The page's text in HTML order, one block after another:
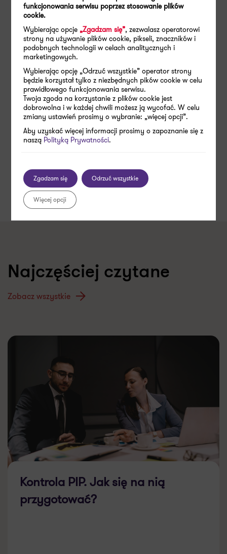
Cyberbezpieczeństwo
Outsourcing kadrowo-płacowy
Sprawozdawczość i tax compliance
Reorganizacje spółek
Outsourcing IT
Konsulting cyfrowy
Doradztwo finansowe
Dotacje dla firm
ESG
Wsparcie dla samorządów
Najczęściej czytane
Zobacz wszystkie
Kontrola PIP. Jak się na nią
przygotować?
funkcjonowania serwisu poprzez stosowanie plików
cookie.
Wybierając opcje„Zgadzam się”, zezwalasz operatorowi
strony na używanie plików cookie, pikseli, znaczników i
podobnych technologii w celach analitycznych i
marketingowych.
Wybierając opcję „Odrzuć wszystkie” operator strony
będzie korzystał tylko z niezbędnych pików cookie w celu
prawidłowego funkcjonowania serwisu.
Twoja zgoda na korzystanie z plików cookie jest
dobrowolna i w każdej chwili możesz ją wycofać. W celu
zmiany ustawień prosimy o wybranie: „więcej opcji”.
Aby uzyskać więcej informacji prosimy o zapoznanie się z
naszą Polityką Prywatności.
Zgadzam się Odrzuć wszystkie
Więcej opcji